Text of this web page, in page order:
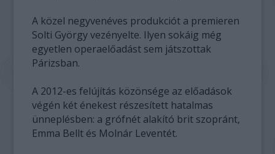
A közel negyvenéves produkciót a premieren
Solti György vezényelte. Ilyen sokáig még
egyetlen operaelőadást sem játszottak
Párizsban.
A 2012-es felújítás közönsége az előadások
végén két énekest részesített hatalmas
ünneplésben: a grófnét alakító brit szopránt,
Emma Bellt és Molnár Leventét.